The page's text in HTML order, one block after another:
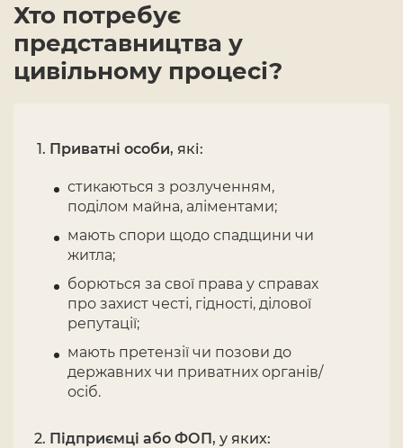
Хто потребує
представництва у
цивільному процесі?
Приватні особи, які:
стикаються з розлученням,
поділом майна, аліментами;
мають спори щодо спадщини чи
житла;
борються за свої права у справах
про захист честі, гідності, ділової
репутації;
мають претензії чи позови до
державних чи приватних органів/
осіб.
Підприємці або ФОП, у яких: